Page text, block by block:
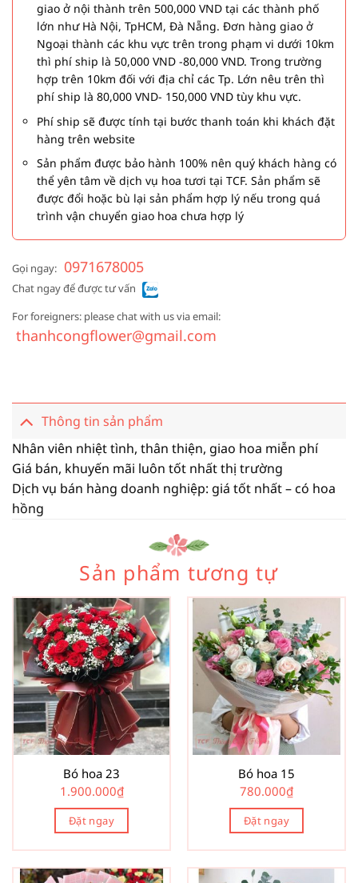
giao ở nội thành trên 500,000 VND tại các thành phố
lớn như Hà Nội, TpHCM, Đà Nẵng. Đơn hàng giao ở
Ngoại thành các khu vực trên trong phạm vi dưới 10km
thì phí ship là 50,000 VND -80,000 VND. Trong trường
hợp trên 10km đối với địa chỉ các Tp. Lớn nêu trên thì
phí ship là 80,000 VND- 150,000 VND tùy khu vực.
Phí ship sẽ được tính tại bước thanh toán khi khách đặt
hàng trên website
Sản phẩm được bảo hành 100% nên quý khách hàng có
thể yên tâm về dịch vụ hoa tươi tại TCF. Sản phẩm sẽ
được đổi hoặc bù lại sản phẩm hợp lý nếu trong quá
trình vận chuyển giao hoa chưa hợp lý
Gọi ngay: 0971678005
Chat ngay để được tư vấn
For foreigners: please chat with us via email:
thanhcongflower@gmail.com
Thông tin sản phẩm
Nhân viên nhiệt tình, thân thiện, giao hoa miễn phí
Giá bán, khuyến mãi luôn tốt nhất thị trường
Dịch vụ bán hàng doanh nghiệp: giá tốt nhất – có hoa
hồng
Sản phẩm tương tự
Bó hoa 23
1.900.000₫
Đặt ngay
Bó hoa 15
780.000₫
Đặt ngay